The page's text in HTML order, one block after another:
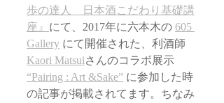
歩の達人　日本酒こだわり基礎講
座』 にて、2017年に六本木の 605
Gallery にて開催された、利酒師
Kaori Matsuiさんのコラボ展示
“Pairing : Art &Sake” に参加した時
の記事が掲載されてます。ちなみ